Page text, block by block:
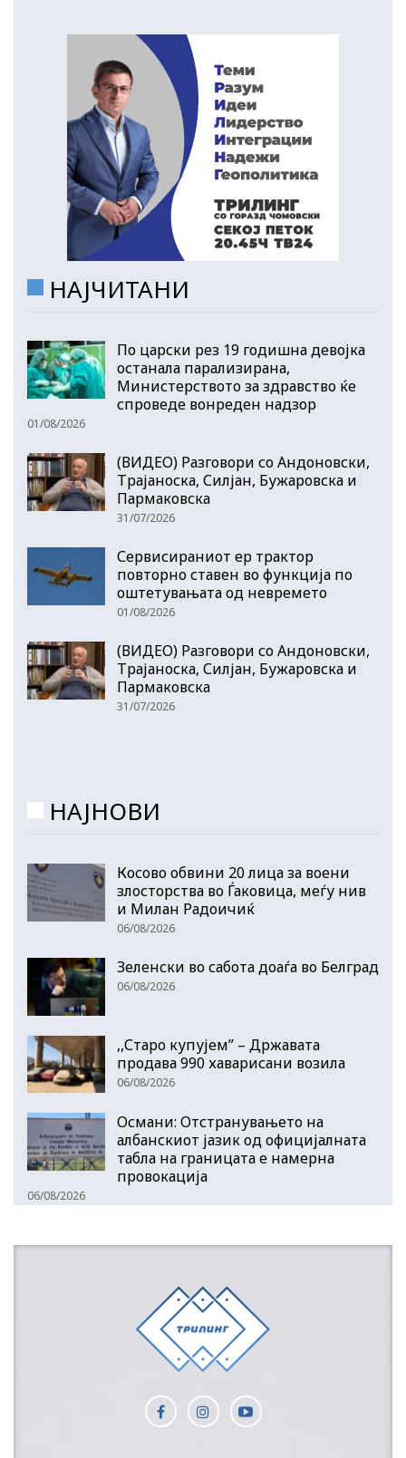
НАЈЧИТАНИ
По царски рез 19 годишна девојка
останала парализирана,
Министерството за здравство ќе
спроведе вонреден надзор
01/08/2026
(ВИДЕО) Разговори со Андоновски,
Трајаноска, Силјан, Бужаровска и
Пармаковска
31/07/2026
Сервисираниот ер трактор
повторно ставен во функција по
оштетувањата од невремето
01/08/2026
(ВИДЕО) Разговори со Андоновски,
Трајаноска, Силјан, Бужаровска и
Пармаковска
31/07/2026
НАЈНОВИ
Косово обвини 20 лица за воени
злосторства во Ѓаковица, меѓу нив
и Милан Радоичиќ
06/08/2026
Зеленски во сабота доаѓа во Белград
06/08/2026
,,Старо купујем” – Државата
продава 990 хаварисани возила
06/08/2026
Османи: Отстранувањето на
албанскиот јазик од официјалната
табла на границата е намерна
провокација
06/08/2026